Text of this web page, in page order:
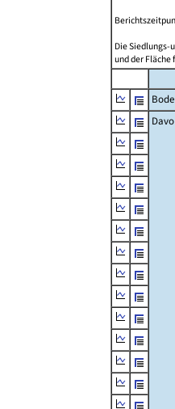
Die Siedlungs-
und der Fläche